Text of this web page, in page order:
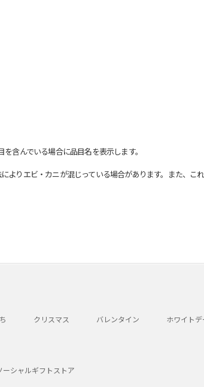
含んでいる場合に品目名を表示します。
りエビ・カニが混じっている場合があります。また、こ
クリスマス バレンタイン ホワイトデ
ーシャルギフトストア